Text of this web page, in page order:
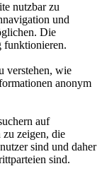
nutzbar zu
und
Die
funktionieren.
verstehen, wie
anonym
auf
zeigen, die
sind und daher
sind.